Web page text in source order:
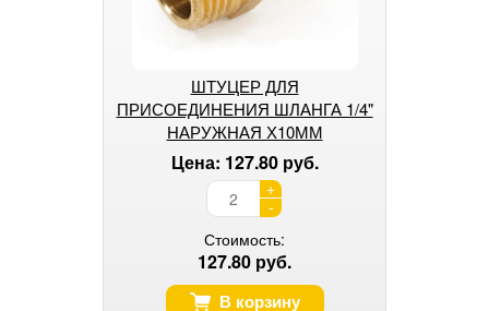
ШТУЦЕР ДЛЯ
ПРИСОЕДИНЕНИЯ ШЛАНГА 1/4"
НАРУЖНАЯ Х10ММ
Цена: 127.80 руб.
+
-
Стоимость:
127.80 руб.
В корзину